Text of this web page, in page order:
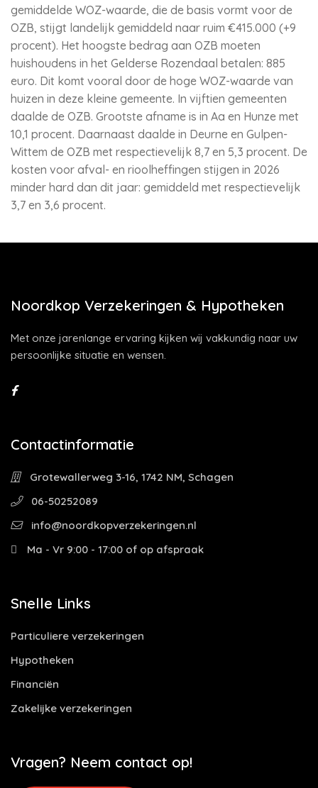
gemiddelde WOZ-waarde, die de basis vormt voor de
OZB, stijgt landelijk gemiddeld naar ruim €415.000 (+9
procent). Het hoogste bedrag aan OZB moeten
huishoudens in het Gelderse Rozendaal betalen: 885
euro. Dit komt vooral door de hoge WOZ-waarde van
huizen in deze kleine gemeente. In vijftien gemeenten
daalde de OZB. Grootste afname is in Aa en Hunze met
10,1 procent. Daarnaast daalde in Deurne en Gulpen-
Wittem de OZB met respectievelijk 8,7 en 5,3 procent. De
kosten voor afval- en rioolheffingen stijgen in 2026
minder hard dan dit jaar: gemiddeld met respectievelijk
3,7 en 3,6 procent.
Noordkop Verzekeringen & Hypotheken
Met onze jarenlange ervaring kijken wij vakkundig naar uw
persoonlijke situatie en wensen.
Contactinformatie
Grotewallerweg 3-16, 1742 NM, Schagen
06-50252089
info@noordkopverzekeringen.nl
Ma - Vr 9:00 - 17:00 of op afspraak
Snelle Links
Particuliere verzekeringen
Hypotheken
Financiën
Zakelijke verzekeringen
Vragen? Neem contact op!